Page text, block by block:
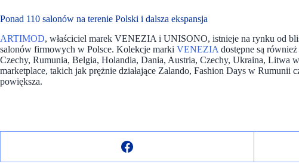
Ponad 110 salonów na terenie Polski i dalsza ekspansja
ARTIMOD, właściciel marek VENEZIA i UNISONO, istnieje na rynku od
salonów firmowych w Polsce. Kolekcje marki VENEZIA dostępne są
Czechy, Rumunia, Belgia, Holandia, Dania, Austria, Czechy, Ukraina, Litwa
marketplace, takich jak prężnie działające Zalando, Fashion Days w
powiększa.